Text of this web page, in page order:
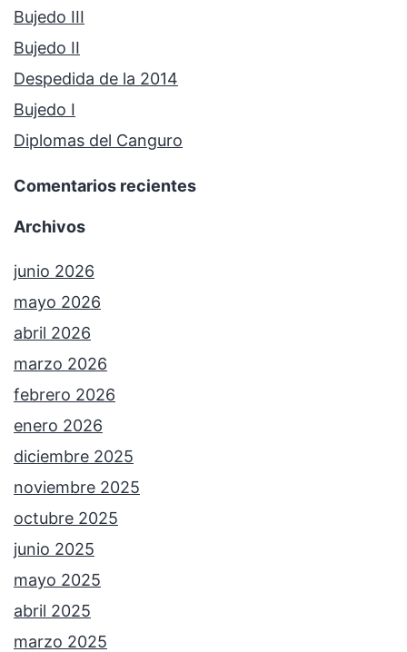
Bujedo III
Bujedo II
Despedida de la 2014
Bujedo I
Diplomas del Canguro
Comentarios recientes
Archivos
junio 2026
mayo 2026
abril 2026
marzo 2026
febrero 2026
enero 2026
diciembre 2025
noviembre 2025
octubre 2025
junio 2025
mayo 2025
abril 2025
marzo 2025